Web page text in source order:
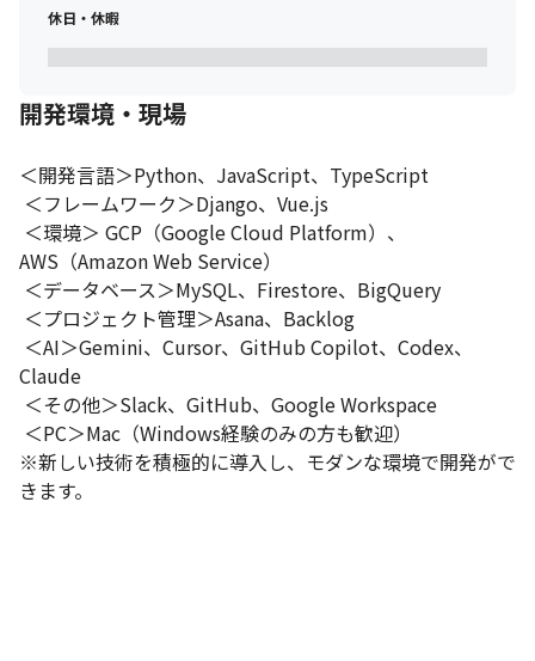
Googleの最優秀パートナーに選ばれた実績があります。
休日・休暇
開発環境・現場
＜開発言語＞Python、JavaScript、TypeScript
AWS（Amazon Web Service）
Claude
※新しい技術を積極的に導入し、モダンな環境で開発がで
きます。